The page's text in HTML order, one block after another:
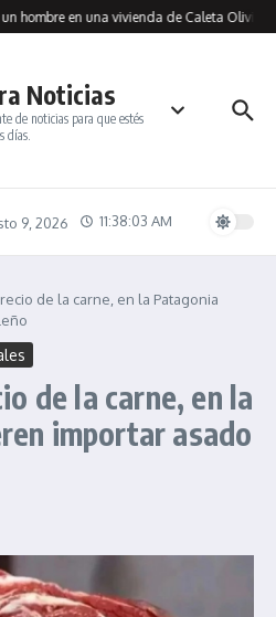
hombre en una vivienda de Caleta Olivia:
Noticias
de noticias para que estés
días.
9, 2026 11:38:04 AM
de la carne, en la Patagonia
de la carne, en la
importar asado